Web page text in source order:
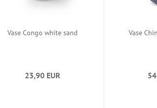
Vase Congo white sand
23,90 EUR
Vase